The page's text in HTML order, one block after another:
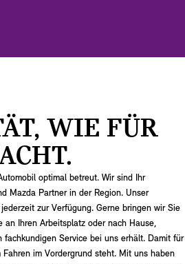
WIE FÜR
optimal betreut. Wir sind Ihr
Mazda Partner in der Region. Unser
zur Verfügung. Gerne bringen wir Sie
an Ihren Arbeitsplatz oder nach Hause,
fachkundigen Service bei uns erhält. Damit für
im Vordergrund steht. Mit uns haben